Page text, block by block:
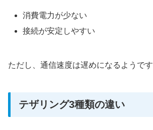
消費電力が少ない
接続が安定しやすい
ただし、通信速度は遅めになるようです
テザリング3種類の違い